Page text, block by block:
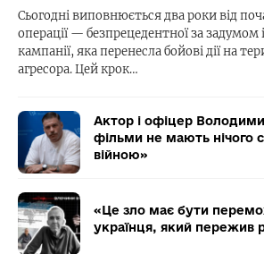
Сьогодні виповнюється два роки від
операції — безпрецедентної за
кампанії, яка перенесла бойові дії на
агресора. Цей крок…
Актор і офіцер
фільми не мають нічого
війною»
«Це зло має бути
українця, який пережив